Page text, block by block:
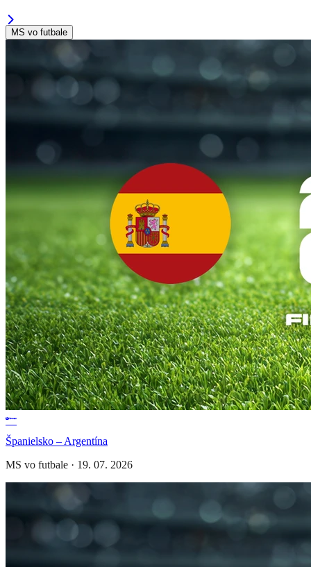
MS vo futbale
Španielsko – Argentína
MS vo futbale · 19. 07. 2026